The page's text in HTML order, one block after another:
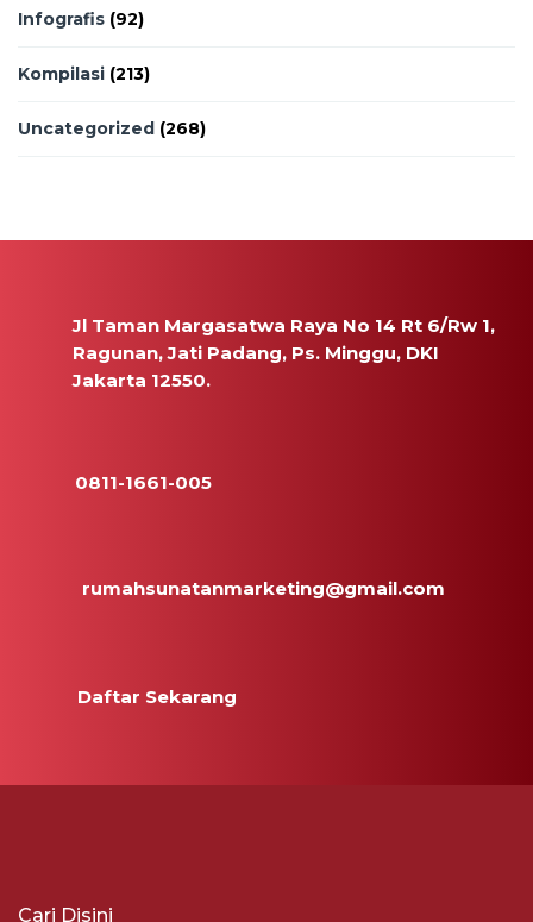
Infografis (92)
Kompilasi (213)
Uncategorized (268)
Jl Taman Margasatwa Raya No 14 Rt 6/Rw 1,
Ragunan, Jati Padang, Ps. Minggu, DKI
Jakarta 12550.
0811-1661-005
rumahsunatanmarketing@gmail.com
Daftar Sekarang
Cari Disini